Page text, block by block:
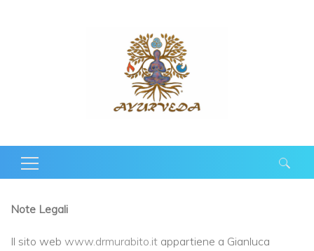
Ricerca
per:
Note Legali
Il sito web www.drmurabito.it appartiene a Gianluca